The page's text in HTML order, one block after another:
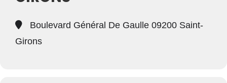
Boulevard Général De Gaulle 09200 Saint-
Girons